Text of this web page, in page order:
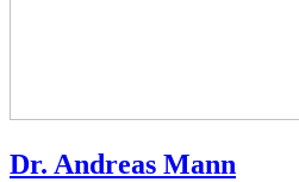
Dr. Andreas Mann